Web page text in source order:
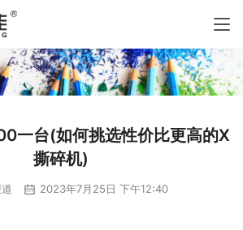
一台(如何挑选性价比更高的X
撕碎机)
2023年7月25日 下午12:40